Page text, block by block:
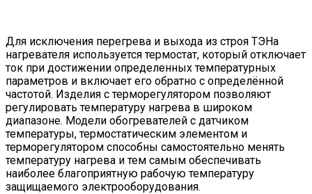
Для исключения перегрева и выхода из строя ТЭНа
нагревателя используется термостат, который отключает
ток при достижении определенных температурных
параметров и включает его обратно с определённой
частотой. Изделия с терморегулятором позволяют
регулировать температуру нагрева в широком
диапазоне. Модели обогревателей с датчиком
температуры, термостатическим элементом и
терморегулятором способны самостоятельно менять
температуру нагрева и тем самым обеспечивать
наиболее благоприятную рабочую температуру
защищаемого электрооборудования.